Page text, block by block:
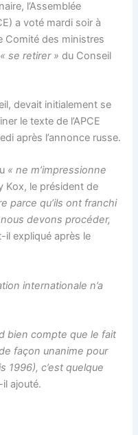
l’Assemblée
a voté mardi soir à
Comité des ministres
« se retirer » du Conseil
devait initialement se
le texte de l’APCE
après l’annonce russe.
« ne m’impressionne
Kox, le président de
parce qu’ils ont franchi
devons procéder,
il expliqué après le
internationale n’a
bien compte que le fait
façon unanime pour
1996), c’est quelque
ajouté.